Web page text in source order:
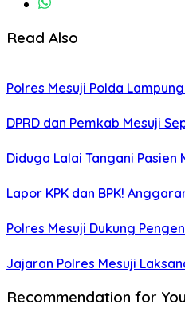
Read Also
Polres Mesuji Polda
DPRD dan Pemkab Mesuji
Diduga Lalai Tangani
Lapor KPK dan BPK!
Polres Mesuji Dukung
Jajaran Polres Mesuji
Recommendation for You